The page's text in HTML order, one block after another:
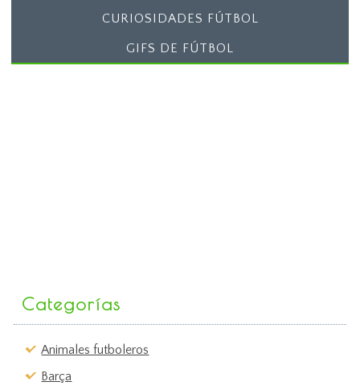
CURIOSIDADES FÚTBOL
GIFS DE FÚTBOL
Categorías
Animales futboleros
Barça